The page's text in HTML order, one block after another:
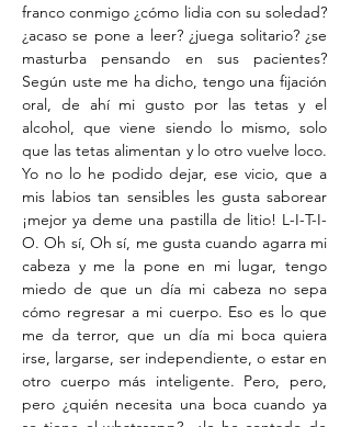
franco conmigo ¿cómo lidia con su soledad?
¿acaso se pone a leer? ¿juega solitario? ¿se
masturba pensando en sus pacientes?
Según uste me ha dicho, tengo una fijación
oral, de ahí mi gusto por las tetas y el
alcohol, que viene siendo lo mismo, solo
que las tetas alimentan y lo otro vuelve loco.
Yo no lo he podido dejar, ese vicio, que a
mis labios tan sensibles les gusta saborear
¡mejor ya deme una pastilla de litio! L-I-T-I-
O. Oh sí, Oh sí, me gusta cuando agarra mi
cabeza y me la pone en mi lugar, tengo
miedo de que un día mi cabeza no sepa
cómo regresar a mi cuerpo. Eso es lo que
me da terror, que un día mi boca quiera
irse, largarse, ser independiente, o estar en
otro cuerpo más inteligente. Pero, pero,
pero ¿quién necesita una boca cuando ya